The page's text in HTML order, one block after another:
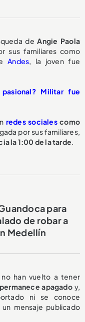
deAngie Paola
sus familiares como
Andes, la joven fue
Militar fue
redes socialescomo
por sus familiares,
la 1:00 de la tarde.
para
de robar a
Medellín
han vuelto a tener
apagadoy,
ni se conoce
mensaje publicado